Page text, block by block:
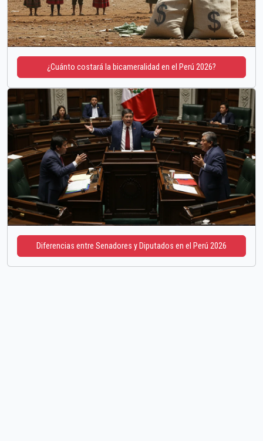
¿Cuánto costará la bicameralidad en el Perú 2026?
Diferencias entre Senadores y Diputados en el Perú 2026